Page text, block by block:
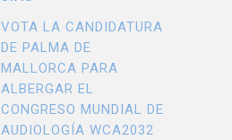
VOTA LA CANDIDATURA
DE PALMA DE
MALLORCA PARA
ALBERGAR EL
CONGRESO MUNDIAL DE
AUDIOLOGÍA WCA2032